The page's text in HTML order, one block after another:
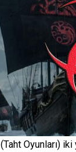
(Taht Oyunları)